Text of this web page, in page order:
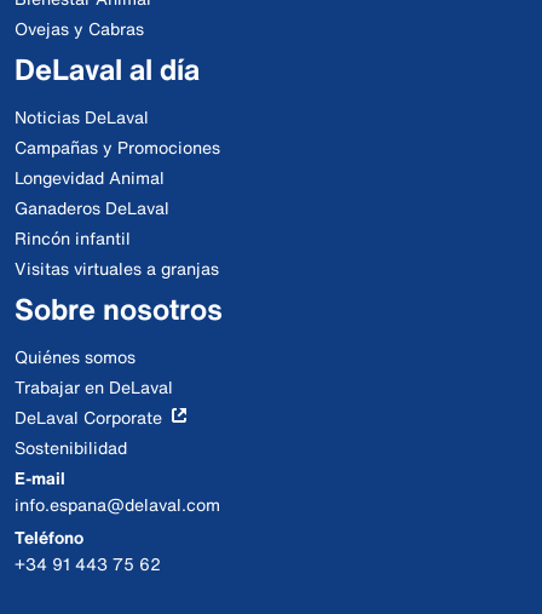
Ovejas y Cabras
DeLaval al día
Noticias DeLaval
Campañas y Promociones
Longevidad Animal
Ganaderos DeLaval
Rincón infantil
Visitas virtuales a granjas
Sobre nosotros
Quiénes somos
Trabajar en DeLaval
DeLaval Corporate
Sostenibilidad
E-mail
info.espana@delaval.com
Teléfono
+34 91 443 75 62